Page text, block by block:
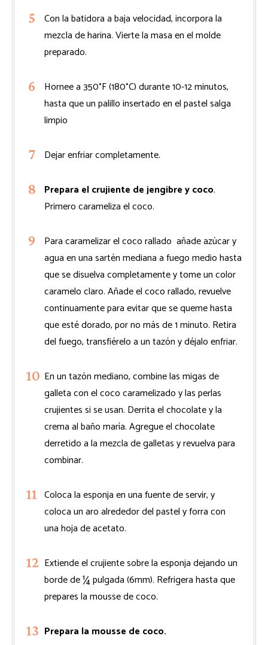
Con la batidora a baja velocidad, incorpora la
mezcla de harina. Vierte la masa en el molde
preparado.
Hornee a 350°F (180°C) durante 10-12 minutos,
hasta que un palillo insertado en el pastel salga
limpio
Dejar enfriar completamente.
Prepara el crujiente de jengibre y coco.
Primero carameliza el coco.
Para caramelizar el coco rallado añade azúcar y
agua en una sartén mediana a fuego medio hasta
que se disuelva completamente y tome un color
caramelo claro. Añade el coco rallado, revuelve
continuamente para evitar que se queme hasta
que esté dorado, por no más de 1 minuto. Retira
del fuego, transfiérelo a un tazón y déjalo enfriar.
En un tazón mediano, combine las migas de
galleta con el coco caramelizado y las perlas
crujientes si se usan. Derrita el chocolate y la
crema al baño maría. Agregue el chocolate
derretido a la mezcla de galletas y revuelva para
combinar.
Coloca la esponja en una fuente de servir, y
coloca un aro alrededor del pastel y forra con
una hoja de acetato.
Extiende el crujiente sobre la esponja dejando un
borde de ¼ pulgada (6mm). Refrigera hasta que
prepares la mousse de coco.
Prepara la mousse de coco.